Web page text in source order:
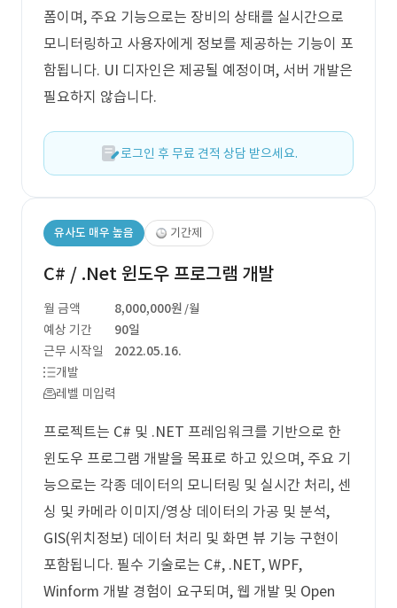
폼이며, 주요 기능으로는 장비의 상태를 실시간으로
모니터링하고 사용자에게 정보를 제공하는 기능이 포
함됩니다. UI 디자인은 제공될 예정이며, 서버 개발은
필요하지 않습니다.
로그인 후 무료 견적 상담 받으세요.
유사도 매우 높음 기간제
C# / .Net 윈도우 프로그램 개발
월 금액 8,000,000원 /월
예상 기간
90일
근무 시작일
2022.05.16.
개발
레벨 미입력
프로젝트는 C# 및 .NET 프레임워크를 기반으로 한
윈도우 프로그램 개발을 목표로 하고 있으며, 주요 기
능으로는 각종 데이터의 모니터링 및 실시간 처리, 센
싱 및 카메라 이미지/영상 데이터의 가공 및 분석,
GIS(위치정보) 데이터 처리 및 화면 뷰 기능 구현이
포함됩니다. 필수 기술로는 C#, .NET, WPF,
Winform 개발 경험이 요구되며, 웹 개발 및 Open